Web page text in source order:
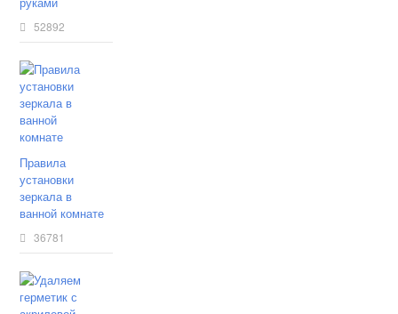
52892
Правила
установки
зеркала в
ванной комнате
36781